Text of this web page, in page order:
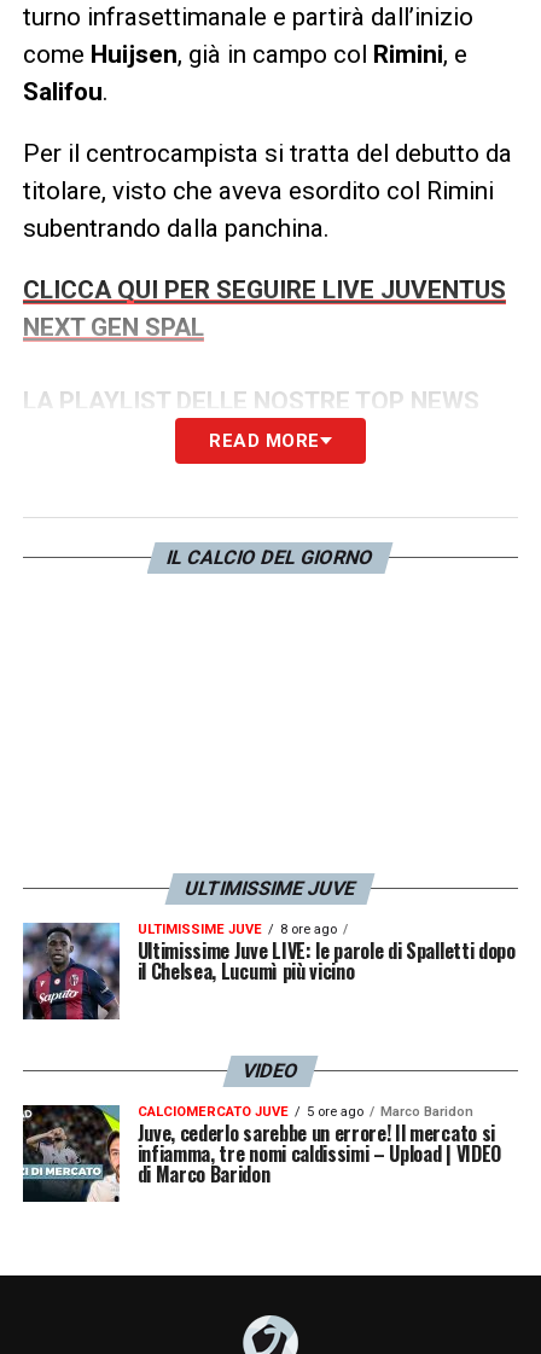
turno infrasettimanale e partirà dall’inizio
come Huijsen, già in campo col Rimini, e
Salifou.
Per il centrocampista si tratta del debutto da
titolare, visto che aveva esordito col Rimini
subentrando dalla panchina.
CLICCA QUI PER SEGUIRE LIVE JUVENTUS
NEXT GEN SPAL
LA PLAYLIST DELLE NOSTRE TOP NEWS
READ MORE
IL CALCIO DEL GIORNO
ULTIMISSIME JUVE
ULTIMISSIME JUVE 8 ore ago
Ultimissime Juve LIVE: le parole di Spalletti dopo
il Chelsea, Lucumì più vicino
VIDEO
CALCIOMERCATO JUVE 5 ore ago Marco Baridon
Juve, cederlo sarebbe un errore! Il mercato si
infiamma, tre nomi caldissimi – Upload | VIDEO
di Marco Baridon